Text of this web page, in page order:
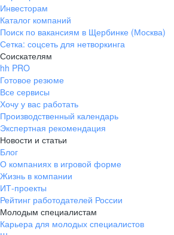
Инвесторам
Каталог компаний
Поиск по вакансиям в Щербинке (Москва)
Сетка: соцсеть для нетворкинга
Соискателям
hh PRO
Готовое резюме
Все сервисы
Хочу у вас работать
Производственный календарь
Экспертная рекомендация
Новости и статьи
Блог
О компаниях в игровой форме
Жизнь в компании
ИТ-проекты
Рейтинг работодателей России
Молодым специалистам
Карьера для молодых специалистов